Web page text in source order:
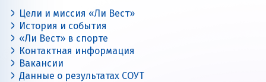
Цели и миссия «Ли Вест»
История и события
«Ли Вест» в спорте
Контактная информация
Вакансии
Данные о результатах СОУТ